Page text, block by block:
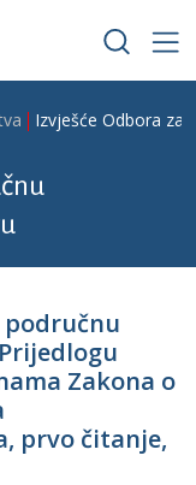
Izvješće Odbora za
područnu
Zakona o
prvo čitanje,